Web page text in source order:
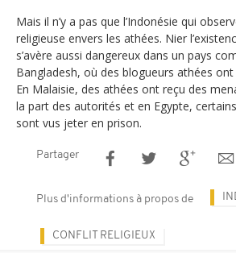
Mais il n’y a pas que l’Indonésie qui
religieuse envers les athées. Nier
s’avère aussi dangereux dans un pays
Bangladesh, où des blogueurs athées ont
En Malaisie, des athées ont reçu des
la part des autorités et en Egypte,
sont vus jeter en prison.
Partager
Plus d'informations à propos de
CONFLIT RELIGIEUX